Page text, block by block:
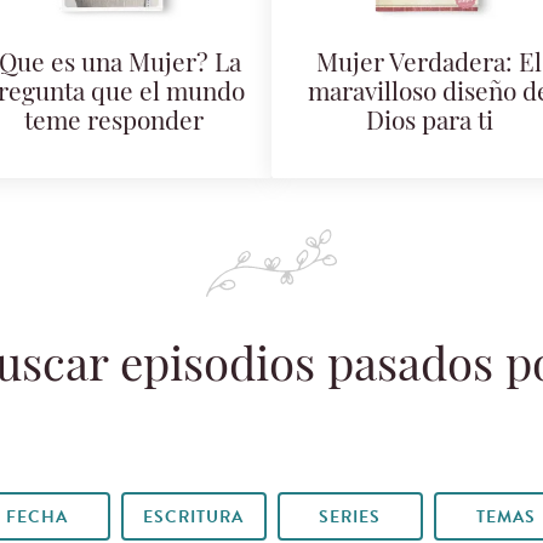
es una Mujer? La
que el mundo
teme responder
Mujer Verdadera: El
maravilloso diseño
Dios para ti
episodios pasados
FECHA ESCRITURA SERIES TEMAS